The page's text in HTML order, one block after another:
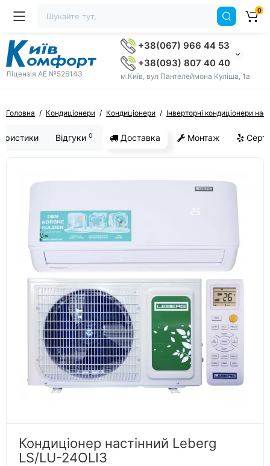
Ліцензія AE №526143
+38(067) 966 44 53
+38(093) 807 40 40
м.Київ, вул Пантелеймона Куліша, 1а
0
Головна Кондиціонери Кондиціонери Інверторні кондиціонери
Відгуки 0 Доставка Монтаж
Кондиціонер настінний Leberg
LS/LU-24OLI3